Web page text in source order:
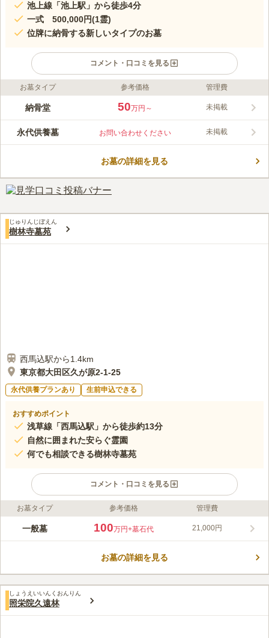
池上線「池上駅」から徒歩4分
一式 500,000円(1霊)
位牌に納骨する新しいタイプのお墓
コメント・口コミを見る
ライフドット編集部のコメント
人を幸せな気分にさせてくれる池上七福神の布袋様で知られる崇
魅力の一つです。 遺骨の一部を位牌に納骨するという珍しく、
新しいスタイルを提供しています。33回忌の供養後は合同供養塔
て利用することできます。
この霊園はまだ誰からも評価されていません。
お墓タイプ 参考価格 管理費
納骨堂 50万円～ 未掲載
永代供養墓 お問い合わせください 未掲載
お墓の詳細を見る
じゅりんじぼえん
樹林寺墓苑
西馬込駅から1.4km
東京都大田区久が原2-1-25
永代供養プランあり 生前申込できる
おすすめポイント
浅草線「西馬込駅」から徒歩約13分
自然に囲まれた安らぐ霊園
何でも相談できる樹林寺墓苑
コメント・口コミを見る
ライフドット編集部のコメント
樹林寺墓苑は、開山詮了院日義が寛永5年（1628）没であること
東急池上線「御嶽山駅」から徒歩約16分とアクセス抜群の霊園で
ます。
口コミ評価
この霊園はまだ誰からも評価されていません。
お墓タイプ 参考価格 管理費
一般墓 100万円+墓石代 21,000円
お墓の詳細を見る
しょうえいいんくおんりん
照栄院久遠林